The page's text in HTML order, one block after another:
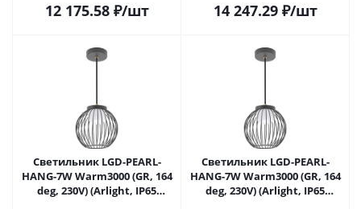
12 175.58₽/шт 14 247.29₽/шт
Светильник LGD-PEARL-
HANG-7W Warm3000 (GR, 164
deg, 230V) (Arlight, IP65
Светильник LGD-PEARL-
HANG-7W Warm3000 (GR, 164
deg, 230V) (Arlight, IP65